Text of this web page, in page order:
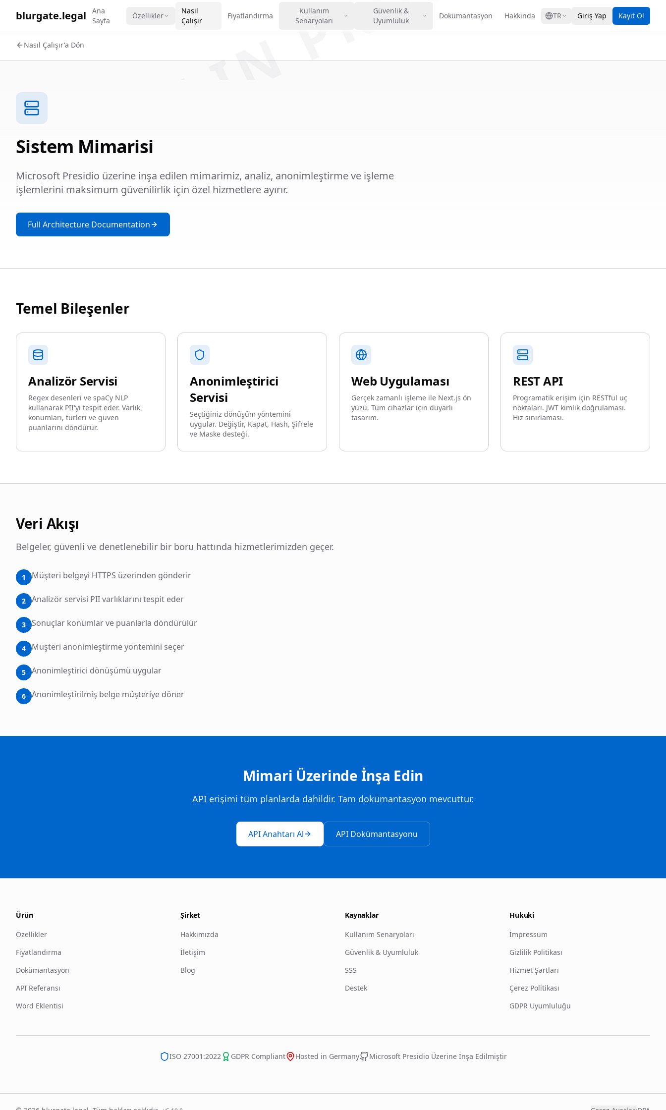
blurgate.legal
Ana
Sayfa
Özellikler
Nasıl
Çalışır
Fiyatlandırma
Kullanım
Senaryoları
Güvenlik &
Uyumluluk
Dokümantasyon Hakkında TR Giriş Yap Kayıt Ol
Nasıl Çalışır'a Dön
Sistem Mimarisi
Microsoft Presidio üzerine inşa edilen mimarimiz, analiz, anonimleştirme ve işleme
işlemlerini maksimum güvenilirlik için özel hizmetlere ayırır.
Full Architecture Documentation
Temel Bileşenler
Analizör Servisi
Regex desenleri ve spaCy NLP
kullanarak PII'yi tespit eder. Varlık
konumları, türleri ve güven
puanlarını döndürür.
Anonimleştirici
Servisi
Seçtiğiniz dönüşüm yöntemini
uygular. Değiştir, Kapat, Hash, Şifrele
ve Maske desteği.
Web Uygulaması
Gerçek zamanlı işleme ile Next.js ön
yüzü. Tüm cihazlar için duyarlı
tasarım.
REST API
Programatik erişim için RESTful uç
noktaları. JWT kimlik doğrulaması.
Hız sınırlaması.
Veri Akışı
Belgeler, güvenli ve denetlenebilir bir boru hattında hizmetlerimizden geçer.
1 Müşteri belgeyi HTTPS üzerinden gönderir
2 Analizör servisi PII varlıklarını tespit eder
3 Sonuçlar konumlar ve puanlarla döndürülür
4 Müşteri anonimleştirme yöntemini seçer
5 Anonimleştirici dönüşümü uygular
6 Anonimleştirilmiş belge müşteriye döner
Mimari Üzerinde İnşa Edin
API erişimi tüm planlarda dahildir. Tam dokümantasyon mevcuttur.
API Anahtarı Al API Dokümantasyonu
Ürün
Özellikler
Fiyatlandırma
Dokümantasyon
API Referansı
Word Eklentisi
Şirket
Hakkımızda
İletişim
Blog
Kaynaklar
Kullanım Senaryoları
Güvenlik & Uyumluluk
SSS
Destek
Hukuki
İmpressum
Gizlilik Politikası
Hizmet Şartları
Çerez Politikası
GDPR Uyumluluğu
ISO 27001:2022 GDPR Compliant Hosted in Germany Microsoft Presidio Üzerine İnşa Edilmiştir